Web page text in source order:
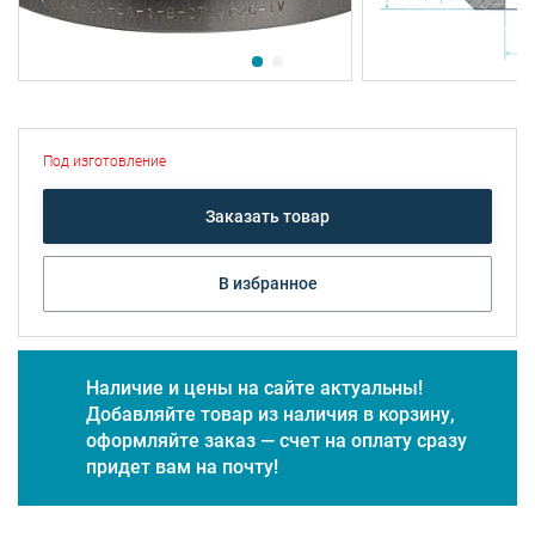
Под изготовление
Заказать товар
В избранное
Наличие и цены на сайте актуальны!
Добавляйте товар из наличия в корзину,
оформляйте заказ — счет на оплату сразу
придет вам на почту!